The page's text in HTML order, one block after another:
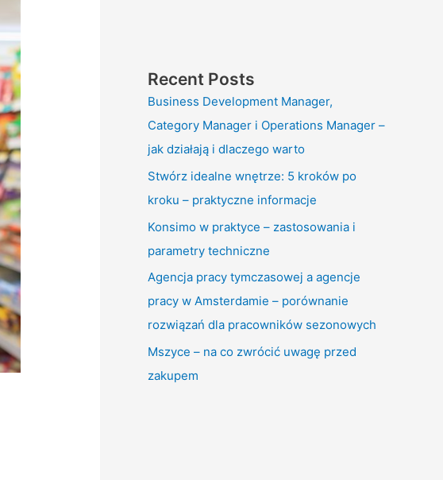
Recent Posts
Business Development Manager,
Category Manager i Operations Manager –
jak działają i dlaczego warto
Stwórz idealne wnętrze: 5 kroków po
kroku – praktyczne informacje
Konsimo w praktyce – zastosowania i
parametry techniczne
Agencja pracy tymczasowej a agencje
pracy w Amsterdamie – porównanie
rozwiązań dla pracowników sezonowych
Mszyce – na co zwrócić uwagę przed
zakupem